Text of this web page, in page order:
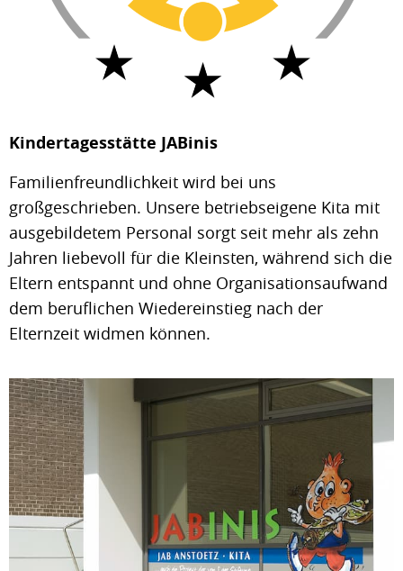
Kindertagesstätte JABinis
Familienfreundlichkeit wird bei uns
großgeschrieben. Unsere betriebseigene Kita mit
ausgebildetem Personal sorgt seit mehr als zehn
Jahren liebevoll für die Kleinsten, während sich die
Eltern entspannt und ohne Organisationsaufwand
dem beruflichen Wiedereinstieg nach der
Elternzeit widmen können.